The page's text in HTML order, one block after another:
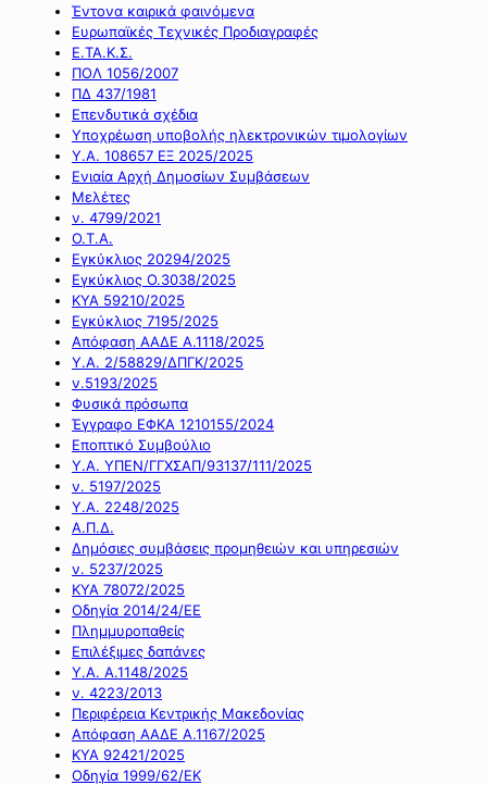
Έντονα καιρικά φαινόμενα
Ευρωπαϊκές Τεχνικές Προδιαγραφές
Ε.ΤΑ.Κ.Σ.
ΠΟΛ 1056/2007
ΠΔ 437/1981
Επενδυτικά σχέδια
Υποχρέωση υποβολής ηλεκτρονικών τιμολογίων
Υ.Α. 108657 ΕΞ 2025/2025
Ενιαία Αρχή Δημοσίων Συμβάσεων
Μελέτες
ν. 4799/2021
Ο.Τ.Α.
Εγκύκλιος 20294/2025
Εγκύκλιος Ο.3038/2025
ΚΥΑ 59210/2025
Εγκύκλιος 7195/2025
Απόφαση ΑΑΔΕ Α.1118/2025
Υ.Α. 2/58829/ΔΠΓΚ/2025
ν.5193/2025
Φυσικά πρόσωπα
Έγγραφο ΕΦΚΑ 1210155/2024
Εποπτικό Συμβούλιο
Υ.Α. ΥΠΕΝ/ΓΓΧΣΑΠ/93137/111/2025
ν. 5197/2025
Υ.Α. 2248/2025
Α.Π.Δ.
Δημόσιες συμβάσεις προμηθειών και υπηρεσιών
ν. 5237/2025
ΚΥΑ 78072/2025
Οδηγία 2014/24/ΕΕ
Πλημμυροπαθείς
Επιλέξιμες δαπάνες
Υ.Α. Α.1148/2025
ν. 4223/2013
Περιφέρεια Κεντρικής Μακεδονίας
Απόφαση ΑΑΔΕ Α.1167/2025
ΚΥΑ 92421/2025
Οδηγία 1999/62/ΕΚ